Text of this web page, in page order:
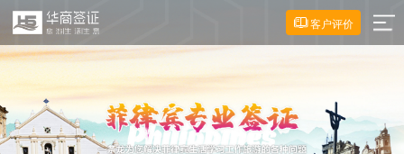
客户评价